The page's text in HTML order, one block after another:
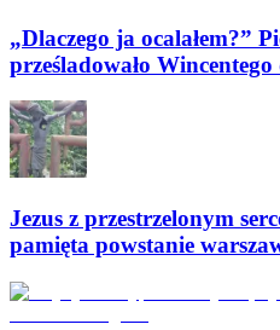
„Dlaczego ja ocalałem?”
prześladowało
Jezus z przestrzelonym
pamięta powstanie